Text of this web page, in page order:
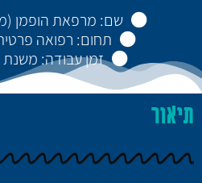
שם: מרפאת הופמן
תחום: רפואה
זמן עבודה: משנת 2022 ועד היום
תיאור